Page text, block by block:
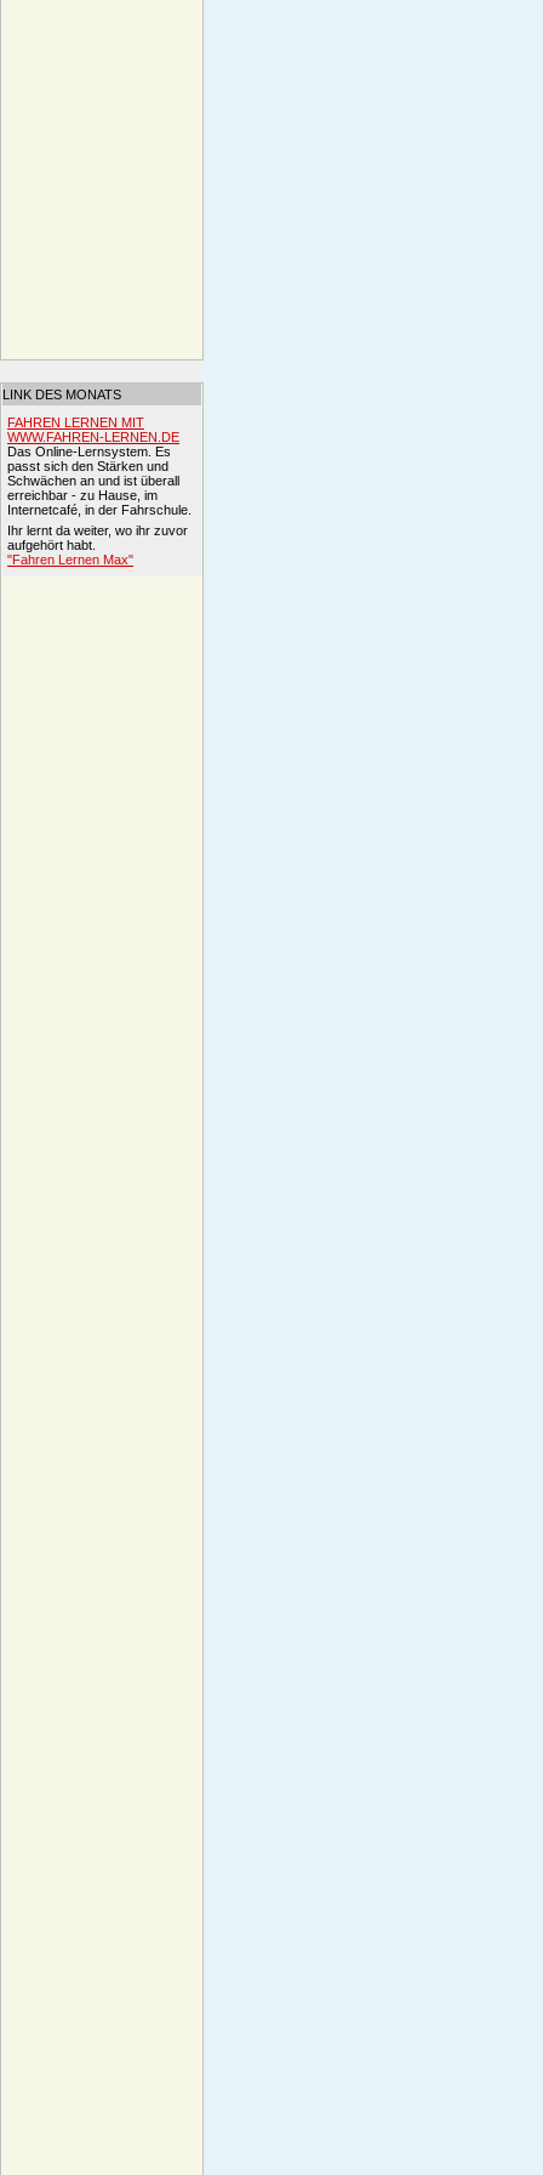
LINK DES MONATS
FAHREN LERNEN MIT
WWW.FAHREN-LERNEN.DE
Das Online-Lernsystem. Es
passt sich den Stärken und
Schwächen an und ist überall
erreichbar - zu Hause, im
Internetcafé, in der Fahrschule.
Ihr lernt da weiter, wo ihr zuvor
aufgehört habt.
"Fahren Lernen Max"